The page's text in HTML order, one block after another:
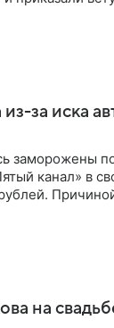
за иска
заморожены
канал» в
на